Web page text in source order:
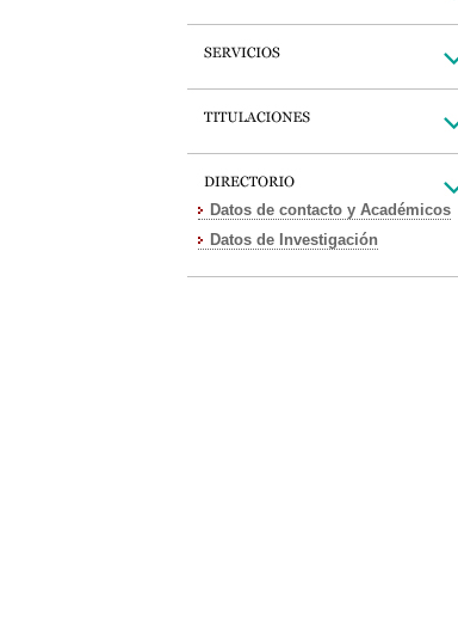
Datos de contacto y Académicos
Datos de Investigación